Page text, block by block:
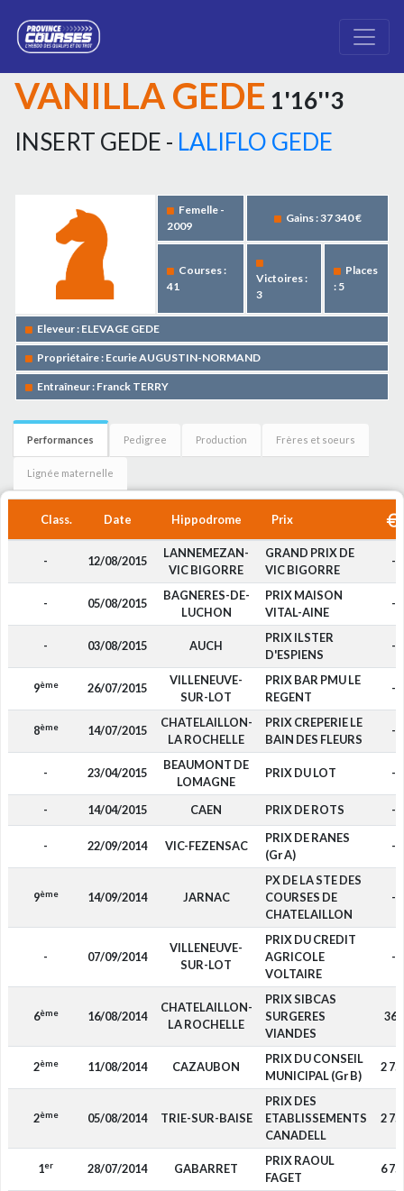
VANILLA GEDE 1'16''3
INSERT GEDE - LALIFLO GEDE
Femelle -
2009
Gains : 37 340 €
Courses :
41
Victoires :
3
Places
: 5
Eleveur : ELEVAGE GEDE
Propriétaire : Ecurie AUGUSTIN-NORMAND
Entraîneur : Franck TERRY
Performances Pedigree Production Frères et soeurs
Lignée maternelle
Class. Date Hippodrome Prix
- 12/08/2015
LANNEMEZAN-
VIC BIGORRE
GRAND PRIX DE
VIC BIGORRE
-
- 05/08/2015
BAGNERES-DE-
LUCHON
PRIX MAISON
VITAL-AINE
-
- 03/08/2015 AUCH
PRIX ILSTER
D'ESPIENS
-
9ème 26/07/2015
VILLENEUVE-
SUR-LOT
PRIX BAR PMU LE
REGENT
-
8ème 14/07/2015
CHATELAILLON-
LA ROCHELLE
PRIX CREPERIE LE
BAIN DES FLEURS
-
- 23/04/2015
BEAUMONT DE
LOMAGNE
PRIX DU LOT -
- 14/04/2015 CAEN PRIX DE ROTS -
- 22/09/2014 VIC-FEZENSAC
PRIX DE RANES
(Gr A)
-
9ème 14/09/2014 JARNAC
PX DE LA STE DES
COURSES DE
CHATELAILLON
-
- 07/09/2014
VILLENEUVE-
SUR-LOT
PRIX DU CREDIT
AGRICOLE
VOLTAIRE
-
6ème 16/08/2014
CHATELAILLON-
LA ROCHELLE
PRIX SIBCAS
SURGERES
VIANDES
360
2ème 11/08/2014 CAZAUBON
PRIX DU CONSEIL
MUNICIPAL (Gr B)
2
2ème 05/08/2014 TRIE-SUR-BAISE
PRIX DES
ETABLISSEMENTS
CANADELL
2
1er 28/07/2014 GABARRET
PRIX RAOUL
FAGET
6